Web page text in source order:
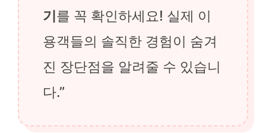
기를 꼭 확인하세요! 실제 이
용객들의 솔직한 경험이 숨겨
진 장단점을 알려줄 수 있습니
다.”